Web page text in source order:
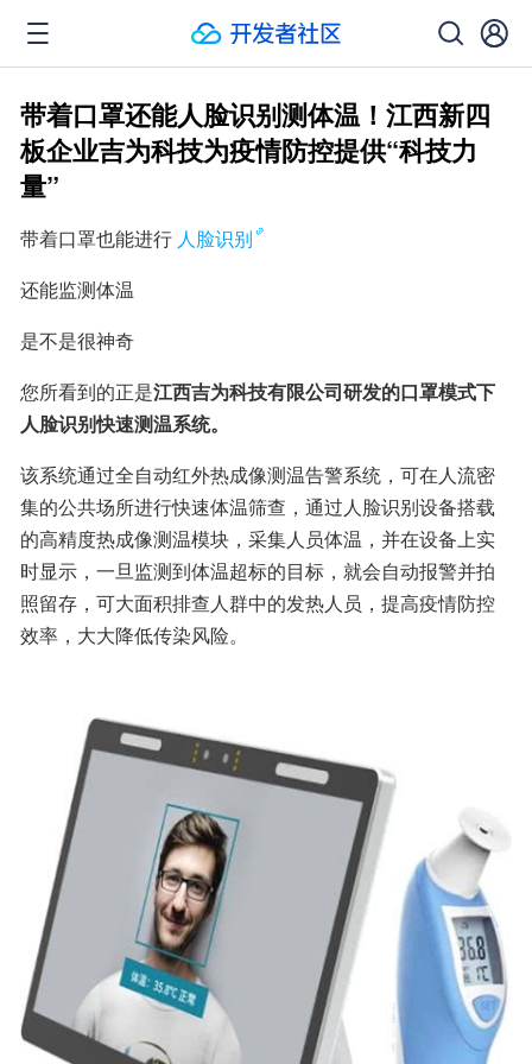
带着口罩还能人脸识别测体温！江西新四
板企业吉为科技为疫情防控提供“科技力
量”
带着口罩也能进行 人脸识别
还能监测体温
是不是很神奇
您所看到的正是江西吉为科技有限公司研发的口罩模式下
人脸识别快速测温系统。
该系统通过全自动红外热成像测温告警系统，可在人流密
集的公共场所进行快速体温筛查，通过人脸识别设备搭载
的高精度热成像测温模块，采集人员体温，并在设备上实
时显示，一旦监测到体温超标的目标，就会自动报警并拍
照留存，可大面积排查人群中的发热人员，提高疫情防控
效率，大大降低传染风险。